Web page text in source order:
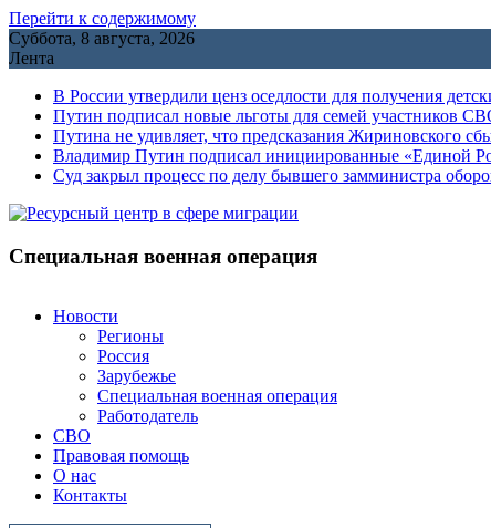
Перейти к содержимому
Суббота, 8 августа, 2026
Лента
В России утвердили ценз оседлости для получения
Путин подписал новые льготы для семей участников
Путина не удивляет, что предсказания Жириновского
Владимир Путин подписал инициированные «Единой
Cуд закрыл процесс по делу бывшего замминистра
Специальная военная операция
Новости
Регионы
Россия
Зарубежье
Специальная военная операция
Работодатель
СВО
Правовая помощь
О нас
Контакты